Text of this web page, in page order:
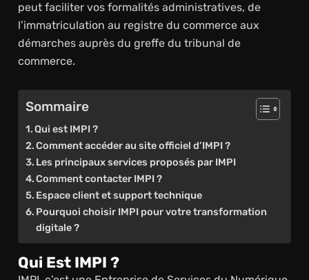
peut faciliter vos formalités administratives, de
l’immatriculation au registre du commerce aux
démarches auprès du greffe du tribunal de
commerce.
Sommaire
Qui est IMPI ?
Comment accéder au site officiel d’IMPI ?
Les principaux services proposés par IMPI
Comment contacter IMPI ?
Espace client et support technique
Pourquoi choisir IMPI pour votre transformation
digitale ?
Qui Est IMPI ?